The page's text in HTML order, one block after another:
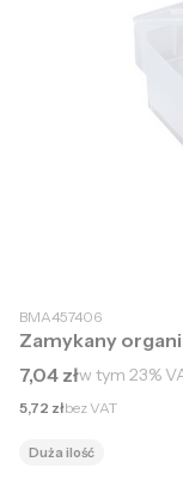
BMA457406
Zamykany
Cena brutto
7,04 złw tym 23%
Cena netto
5,72 złbez VAT
Duża ilość